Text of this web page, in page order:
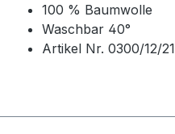
100 % Baumwolle
Waschbar 40°
Artikel Nr. 0300/12/21